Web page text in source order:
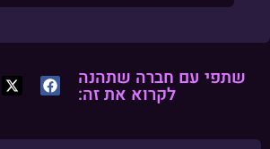
שתפי עם חברה שתהנה
לקרוא את זה: